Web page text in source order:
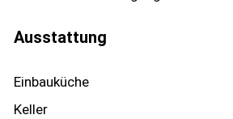
Ausstattung
Einbauküche
Keller